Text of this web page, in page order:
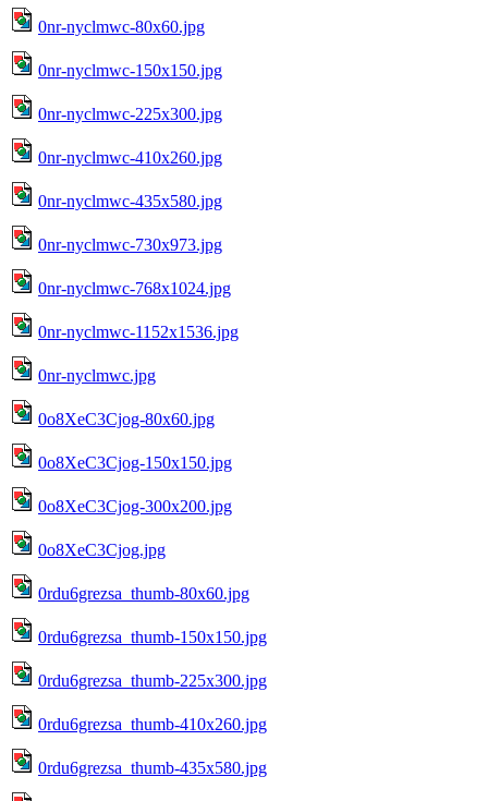
0nr-nyclmwc-80x60.jpg
0nr-nyclmwc-150x150.jpg
0nr-nyclmwc-225x300.jpg
0nr-nyclmwc-410x260.jpg
0nr-nyclmwc-435x580.jpg
0nr-nyclmwc-730x973.jpg
0nr-nyclmwc-768x1024.jpg
0nr-nyclmwc-1152x1536.jpg
0nr-nyclmwc.jpg
0o8XeC3Cjog-80x60.jpg
0o8XeC3Cjog-150x150.jpg
0o8XeC3Cjog-300x200.jpg
0o8XeC3Cjog.jpg
0rdu6grezsa_thumb-80x60.jpg
0rdu6grezsa_thumb-150x150.jpg
0rdu6grezsa_thumb-225x300.jpg
0rdu6grezsa_thumb-410x260.jpg
0rdu6grezsa_thumb-435x580.jpg